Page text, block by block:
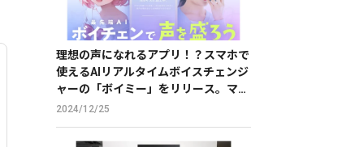
理想の声になれるアプリ！？スマホで
使えるAIリアルタイムボイスチェンジ
ャーの「ボイミー」をリリース。マイ
クに向かって喋るだけで、誰でも萌え
2024/12/25